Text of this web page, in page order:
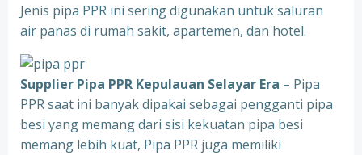
Jenis pipa PPR ini sering digunakan untuk saluran
air panas di rumah sakit, apartemen, dan hotel.
Supplier Pipa PPR Kepulauan Selayar Era – Pipa
PPR saat ini banyak dipakai sebagai pengganti pipa
besi yang memang dari sisi kekuatan pipa besi
memang lebih kuat, Pipa PPR juga memiliki